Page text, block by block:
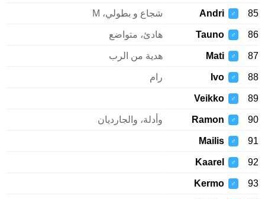
85
♂
Andri شجاع و بطولي، M
86
♂
Tauno هادئ، متواضع
87
♂
Mati هدية من الرب
88
♂
Ivo رام
89
♂
Veikko
90
♂
Ramon وأدلة، والجارديان
91
♂
Mailis
92
♂
Kaarel
93
♂
Kermo